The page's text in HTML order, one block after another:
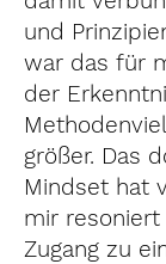
und
war das für
der
größer. Das
Mindset hat
mir
Zugang zu